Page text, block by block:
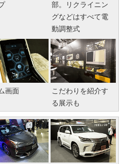
部。リクライニン
グなどはすべて電
動調整式
画面
こだわりを紹介す
る展示も